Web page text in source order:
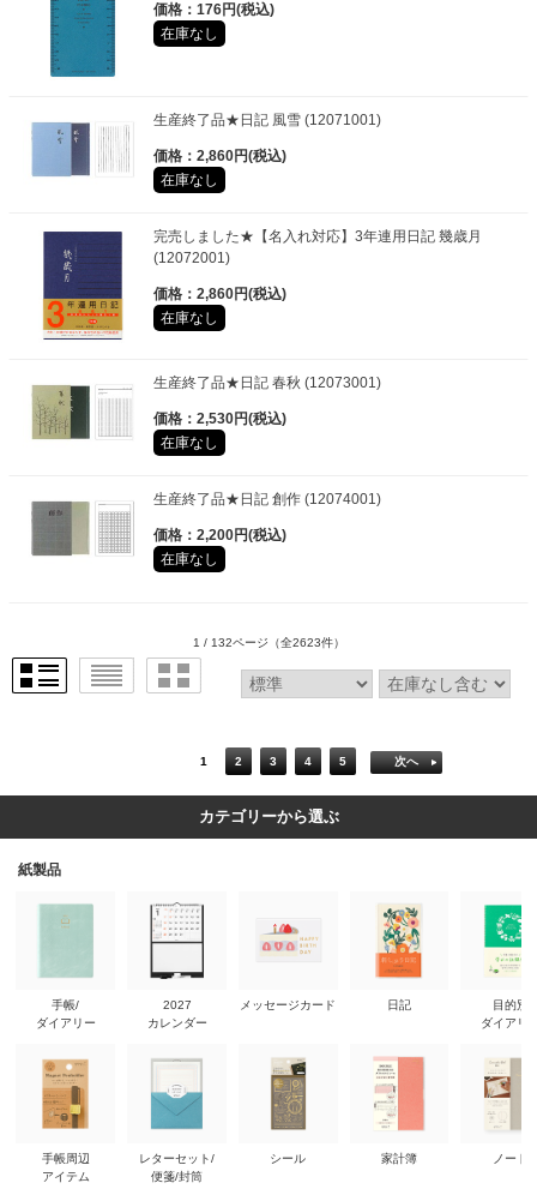
価格：176円(税込)
在庫なし
生産終了品★日記 風雪 (12071001)
価格：2,860円(税込)
在庫なし
完売しました★【名入れ対応】3年連用日記 幾歳月
(12072001)
価格：2,860円(税込)
在庫なし
生産終了品★日記 春秋 (12073001)
価格：2,530円(税込)
在庫なし
生産終了品★日記 創作 (12074001)
価格：2,200円(税込)
在庫なし
1 / 132ページ （全2623件）
1 2 3 4 5 次へ
カテゴリーから選ぶ
紙製品
手帳/
ダイアリー
手帳周辺
アイテム
2027
カレンダー
レターセット/
便箋/封筒
メッセージカード
シール
日記
家計簿
目的別
ダイアリ
ノート